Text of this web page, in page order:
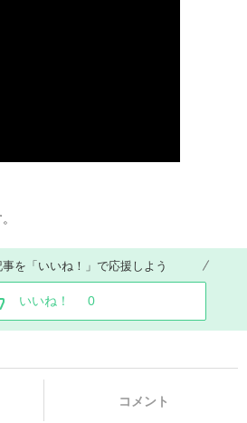
を「いいね！」で応援しよう
いいね！ 0
コメント